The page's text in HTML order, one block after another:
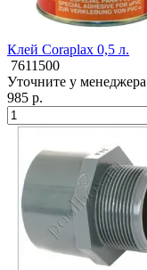
Клей Coraplax 0,5 л.
7611500
Уточните у менеджера
985 р.